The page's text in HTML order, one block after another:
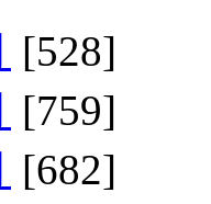
[528]
[759]
[682]